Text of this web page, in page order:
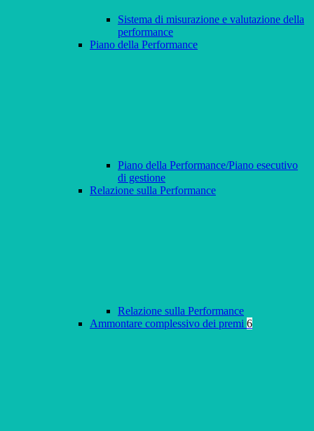
Sistema di misurazione e valutazione della
performance
Piano della Performance
Piano della Performance/Piano esecutivo
di gestione
Relazione sulla Performance
Relazione sulla Performance
Ammontare complessivo dei premi 6